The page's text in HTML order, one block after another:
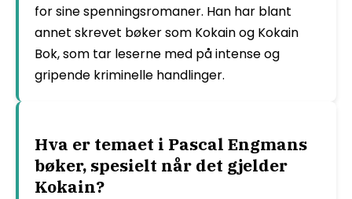
for sine spenningsromaner. Han har blant
annet skrevet bøker som Kokain og Kokain
Bok, som tar leserne med på intense og
gripende kriminelle handlinger.
Hva er temaet i Pascal Engmans
bøker, spesielt når det gjelder
Kokain?